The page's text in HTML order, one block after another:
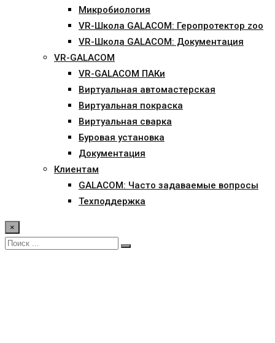
Микробиология
VR-Школа GALACOM: Геропротектор zoo
VR-Школа GALACOM: Документация
VR-GALACOM
VR-GALACOM ПАКи
Виртуальная автомастерская
Виртуальная покраска
Виртуальная сварка
Буровая установка
Документация
Клиентам
GALACOM: Часто задаваемые вопросы
Техподдержка
×